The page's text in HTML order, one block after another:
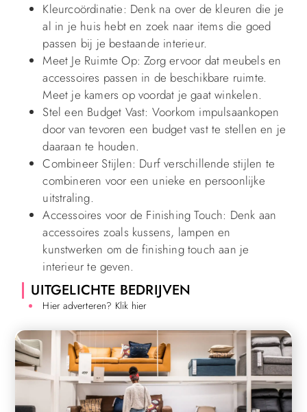
Kleurcoördinatie: Denk na over de kleuren die je
al in je huis hebt en zoek naar items die goed
passen bij je bestaande interieur.
Meet Je Ruimte Op: Zorg ervoor dat meubels en
accessoires passen in de beschikbare ruimte.
Meet je kamers op voordat je gaat winkelen.
Stel een Budget Vast: Voorkom impulsaankopen
door van tevoren een budget vast te stellen en je
daaraan te houden.
Combineer Stijlen: Durf verschillende stijlen te
combineren voor een unieke en persoonlijke
uitstraling.
Accessoires voor de Finishing Touch: Denk aan
accessoires zoals kussens, lampen en
kunstwerken om de finishing touch aan je
interieur te geven.
UITGELICHTE BEDRIJVEN
Hier adverteren? Klik hier